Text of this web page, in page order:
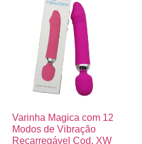
Varinha Magica com 12
Modos de Vibração
Recarregável Cod. XW